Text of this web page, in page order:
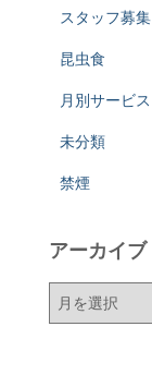
スタッフ募集
昆虫食
月別サービス
未分類
禁煙
アーカイブ
ア